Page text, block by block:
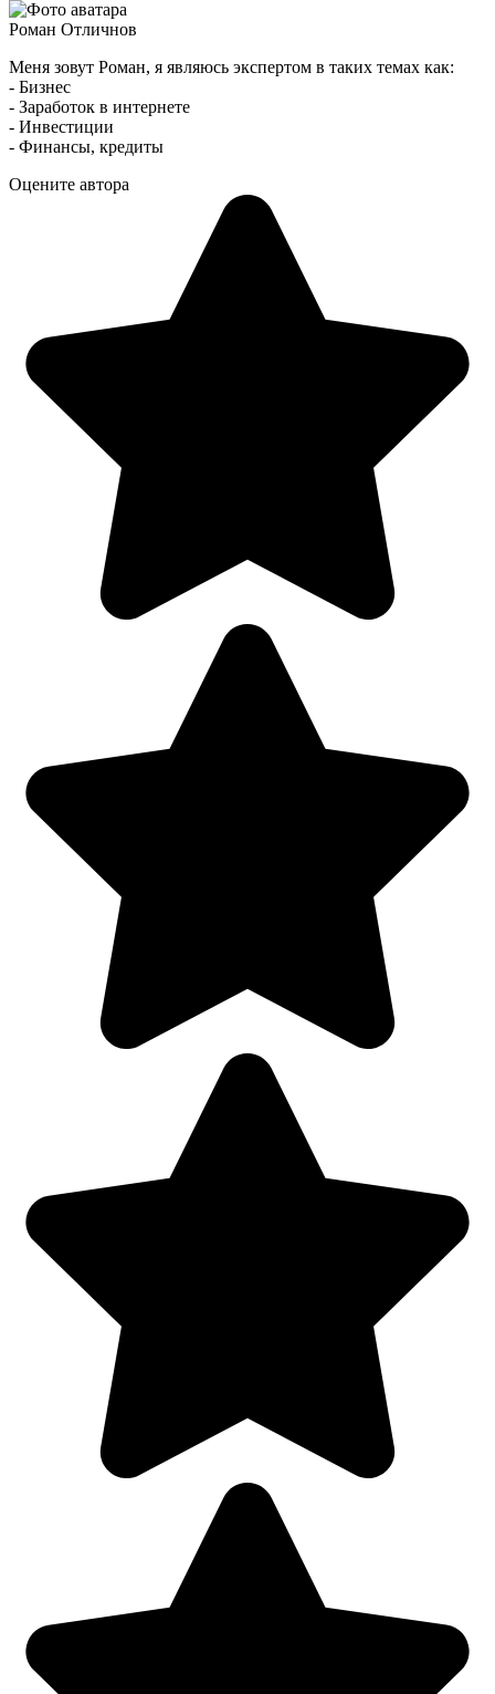
Роман Отличнов
Меня зовут Роман, я являюсь экспертом в таких темах как:
- Бизнес
- Заработок в интернете
- Инвестиции
- Финансы, кредиты
Оцените автора